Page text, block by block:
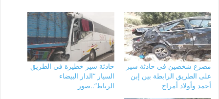
مصرع شخصين في حادثة سير
على الطريق الرابطة بين إبن
أحمد وأولاد أمراح
حادثة سير خطيرة في الطريق
السيار “الدار البيضاء
الرباط”..صور